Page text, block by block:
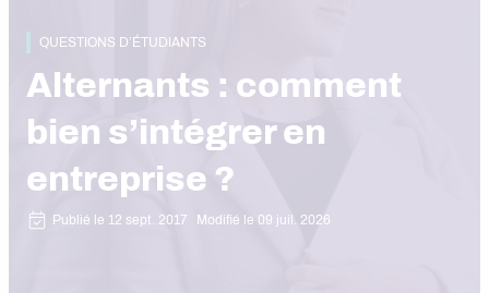
QUESTIONS D’ÉTUDIANTS
Alternants : comment
bien s’intégrer en
entreprise ?
Publié le 12 sept. 2017 Modifié le 09 juil. 2026